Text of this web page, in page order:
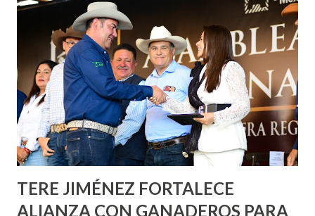
informó que en este programa se usarán cerca de 90 mil
metros cuadrados de pintura, para dar inicio en la calle
Nieto, entre Jesús F. Elizondo y la calle 22 de Octubre, con
lo que se aplicará pintura en 66 casas. Posteriormente se
llevará este programa a Villas de Nuestra Señora de la
Asunción, Avenida Alameda y Decreto 27 de Septiembre, en
los edificios FOVISSSTE Ojo de Agua, en la comunidad
Norias de Paso Hondo y en los edificios de...
TERE JIMÉNEZ FORTALECE
ALIANZA CON GANADEROS PARA